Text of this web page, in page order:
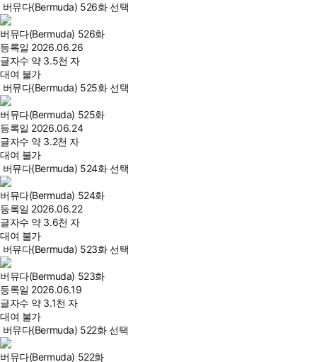
버뮤다(Bermuda) 526화 선택
버뮤다(Bermuda) 526화
등록일 2026.06.26
글자수 약 3.5천 자
대여 불가
버뮤다(Bermuda) 525화 선택
버뮤다(Bermuda) 525화
등록일 2026.06.24
글자수 약 3.2천 자
대여 불가
버뮤다(Bermuda) 524화 선택
버뮤다(Bermuda) 524화
등록일 2026.06.22
글자수 약 3.6천 자
대여 불가
버뮤다(Bermuda) 523화 선택
버뮤다(Bermuda) 523화
등록일 2026.06.19
글자수 약 3.1천 자
대여 불가
버뮤다(Bermuda) 522화 선택
버뮤다(Bermuda) 522화